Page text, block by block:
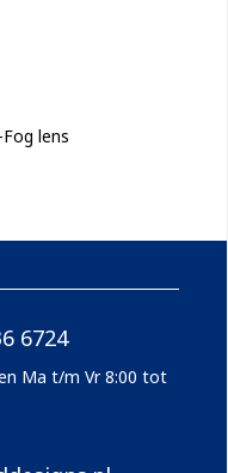
lens
6724
Ma t/m Vr 8:00 tot